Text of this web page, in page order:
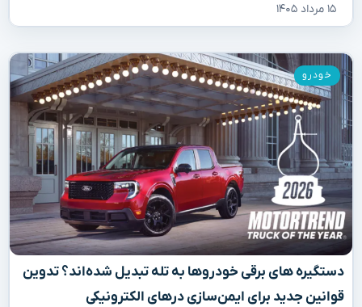
۱۵ مرداد ۱۴۰۵
دستگیره‌ های برقی خودروها به تله تبدیل شده‌اند؟ تدوین
قوانین جدید برای ایمن‌سازی درهای الکترونیکی
خودرو